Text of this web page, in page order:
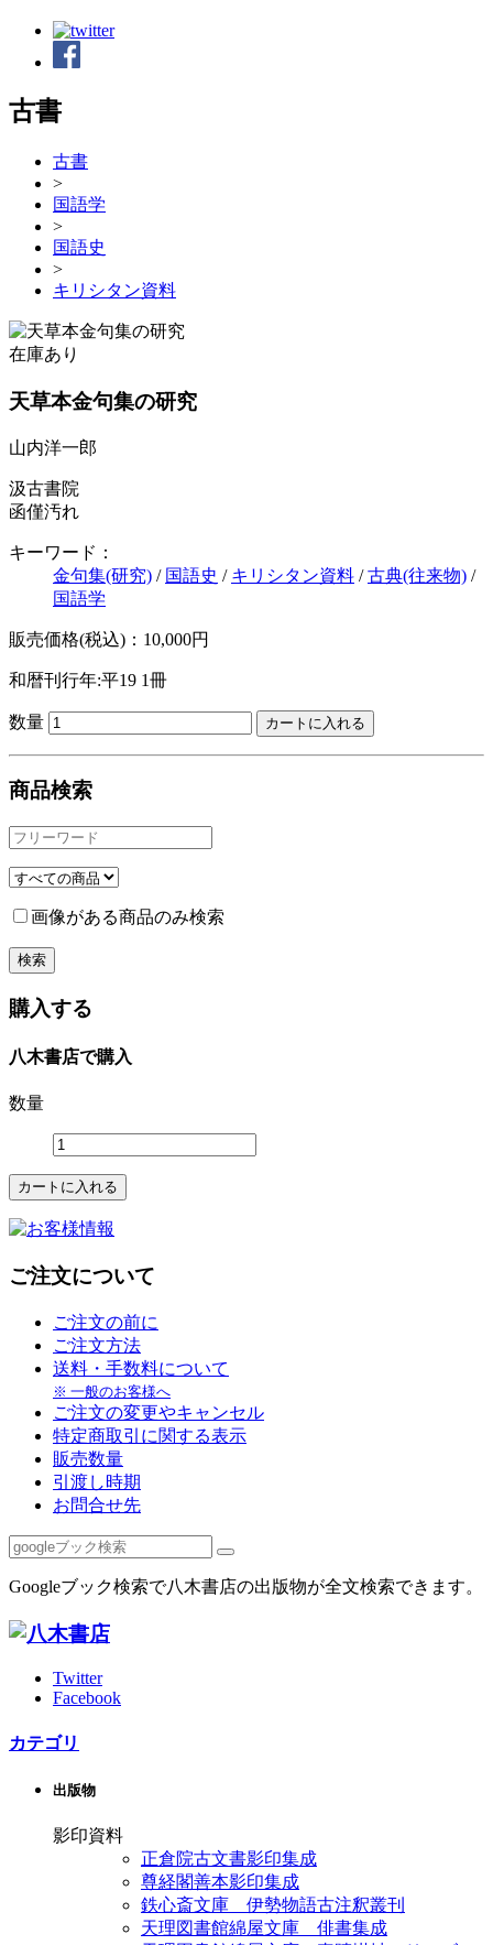
古書
古書
>
国語学
>
国語史
>
キリシタン資料
在庫あり
天草本金句集の研究
山内洋一郎
汲古書院
函僅汚れ
キーワード：
金句集(研究) / 国語史 / キリシタン資料 /古典(往来物) /
国語学
販売価格(税込)：10,000円
和暦刊行年:平19 1冊
数量
商品検索
画像がある商品のみ検索
購入する
八木書店で購入
数量
ご注文について
ご注文の前に
ご注文方法
送料・手数料について
※ 一般のお客様へ
ご注文の変更やキャンセル
特定商取引に関する表示
販売数量
引渡し時期
お問合せ先
Googleブック検索で八木書店の出版物が全文検索できます。
Twitter
Facebook
カテゴリ
出版物
影印資料
正倉院古文書影印集成
尊経閣善本影印集成
鉄心斎文庫 伊勢物語古注釈叢刊
天理図書館綿屋文庫 俳書集成